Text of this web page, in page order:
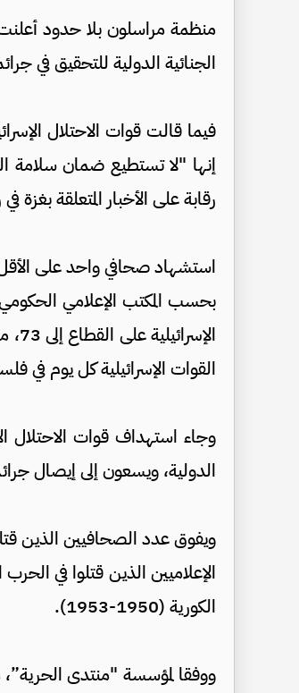
منظمة مراسلون بلا حدود
الجنائية الدولية للتحقيق في
فيما قالت قوات الاحتلال
إنها "لا تستطيع ضمان سلامة
رقابة على الأخبار المتعلقة بغزة في رسالة
استشهاد صحافي واحد على
بحسب المكتب الإعلامي
القوات الإسرائيلية كل يوم في
وجاء استهداف قوات الاحتلال
الدولية، ويسعون إلى إيصال
ويفوق عدد الصحافيين الذين
الكورية (1950-1953).